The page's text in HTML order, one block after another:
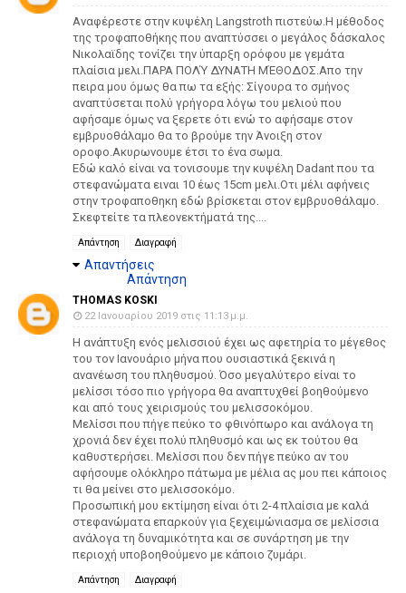
Αναφέρεστε στην κυψέλη Langstroth πιστεύω.Η μέθοδος
της τροφαποθήκης που αναπτύσσει ο μεγάλος δάσκαλος
Νικολαϊδης τονίζει την ύπαρξη ορόφου με γεμάτα
πλαίσια μελι.ΠΑΡΑ ΠΟΛΎ ΔΥΝΑΤΗ ΜΈΘΟΔΟΣ.Απο την
πειρα μου όμως θα πω τα εξής: Σίγουρα το σμήνος
αναπτύσεται πολύ γρήγορα λόγω του μελιού που
αφήσαμε όμως να ξερετε ότι ενώ το αφήσαμε στον
εμβρυοθάλαμο θα το βρούμε την Άνοιξη στον
οροφο.Ακυρωνουμε έτσι το ένα σωμα.
Εδώ καλό είναι να τονισουμε την κυψέλη Dadant που τα
στεφανώματα ειναι 10 έως 15cm μελι.Οτι μέλι αφήνεις
στην τροφαποθηκη εδώ βρίσκεται στον εμβρυοθάλαμο.
Σκεφτείτε τα πλεονεκτήματά της....
Απάντηση Διαγραφή
Απαντήσεις
Απάντηση
THOMAS KOSKI
22 Ιανουαρίου 2019 στις 11:13 μ.μ.
Η ανάπτυξη ενός μελισσιού έχει ως αφετηρία το μέγεθος
του τον Ιανουάριο μήνα που ουσιαστικά ξεκινά η
ανανέωση του πληθυσμού. Όσο μεγαλύτερο είναι το
μελίσσι τόσο πιο γρήγορα θα αναπτυχθεί βοηθούμενο
και από τους χειρισμούς του μελισσοκόμου.
Μελίσσι που πήγε πεύκο το φθινόπωρο και ανάλογα τη
χρονιά δεν έχει πολύ πληθυσμό και ως εκ τούτου θα
καθυστερήσει. Μελίσσι που δεν πήγε πεύκο αν του
αφήσουμε ολόκληρο πάτωμα με μέλια ας μου πει κάποιος
τι θα μείνει στο μελισσοκόμο.
Προσωπική μου εκτίμηση είναι ότι 2-4 πλαίσια με καλά
στεφανώματα επαρκούν για ξεχειμώνιασμα σε μελίσσια
ανάλογα τη δυναμικότητα και σε συνάρτηση με την
περιοχή υποβοηθούμενο με κάποιο ζυμάρι.
Απάντηση Διαγραφή